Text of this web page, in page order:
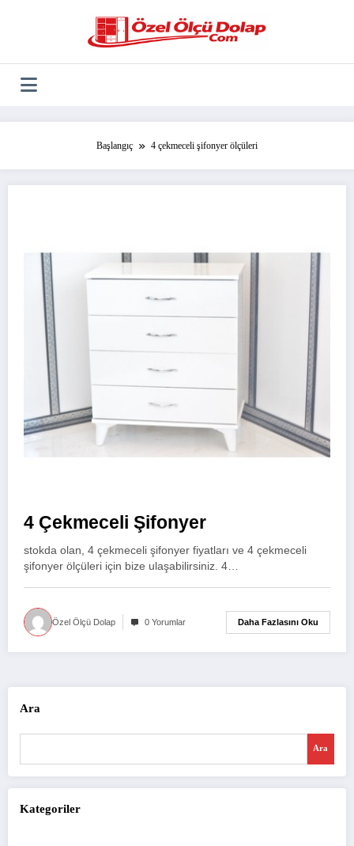
Başlangıç 4 çekmeceli şifonyer ölçüleri
4 Çekmeceli Şifonyer
stokda olan, 4 çekmeceli şifonyer fiyatları ve 4 çekmeceli
şifonyer ölçüleri için bize ulaşabilirsiniz. 4…
Özel Ölçü Dolap 0 Yorumlar Daha Fazlasını Oku
Ara
Ara
Kategoriler